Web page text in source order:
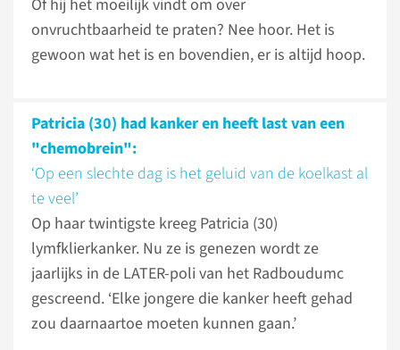
Of hij het moeilijk vindt om over
onvruchtbaarheid te praten? Nee hoor. Het is
gewoon wat het is en bovendien, er is altijd hoop.
Patricia (30) had kanker en heeft last van een
"chemobrein":
‘Op een slechte dag is het geluid van de koelkast al
te veel’
Op haar twintigste kreeg Patricia (30)
lymfklierkanker. Nu ze is genezen wordt ze
jaarlijks in de LATER-poli van het Radboudumc
gescreend. ‘Elke jongere die kanker heeft gehad
zou daarnaartoe moeten kunnen gaan.’